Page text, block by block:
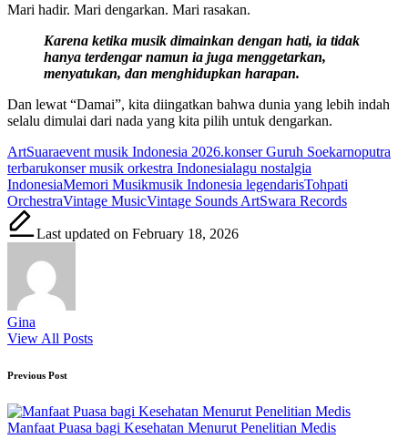
Mari hadir. Mari dengarkan. Mari rasakan.
Karena ketika musik dimainkan dengan hati, ia tidak
hanya terdengar namun ia juga menggetarkan,
menyatukan, dan menghidupkan harapan.
Dan lewat “Damai”, kita diingatkan bahwa dunia yang lebih indah
selalu dimulai dari nada yang kita pilih untuk dengarkan.
Tags:
ArtSuaraevent musik Indonesia 2026.konser Guruh Soekarnoputra
terbarukonser musik orkestra Indonesialagu nostalgia
IndonesiaMemori Musikmusik Indonesia legendarisTohpati
OrchestraVintage MusicVintage Sounds ArtSwara Records
Last updated on February 18, 2026
Gina
View All Posts
Post
navigation
Previous Post
Manfaat Puasa bagi Kesehatan Menurut Penelitian Medis